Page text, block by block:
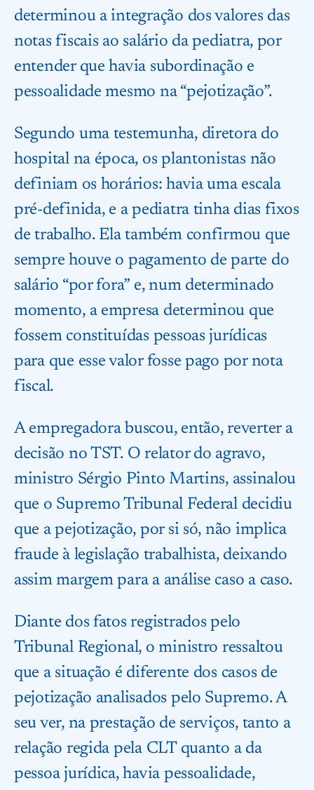
determinou a integração dos valores das
notas fiscais ao salário da pediatra, por
entender que havia subordinação e
pessoalidade mesmo na “pejotização”.
Segundo uma testemunha, diretora do
hospital na época, os plantonistas não
definiam os horários: havia uma escala
pré-definida, e a pediatra tinha dias fixos
de trabalho. Ela também confirmou que
sempre houve o pagamento de parte do
salário “por fora” e, num determinado
momento, a empresa determinou que
fossem constituídas pessoas jurídicas
para que esse valor fosse pago por nota
fiscal.
A empregadora buscou, então, reverter a
decisão no TST. O relator do agravo,
ministro Sérgio Pinto Martins, assinalou
que o Supremo Tribunal Federal decidiu
que a pejotização, por si só, não implica
fraude à legislação trabalhista, deixando
assim margem para a análise caso a caso.
Diante dos fatos registrados pelo
Tribunal Regional, o ministro ressaltou
que a situação é diferente dos casos de
pejotização analisados pelo Supremo. A
seu ver, na prestação de serviços, tanto a
relação regida pela CLT quanto a da
pessoa jurídica, havia pessoalidade,